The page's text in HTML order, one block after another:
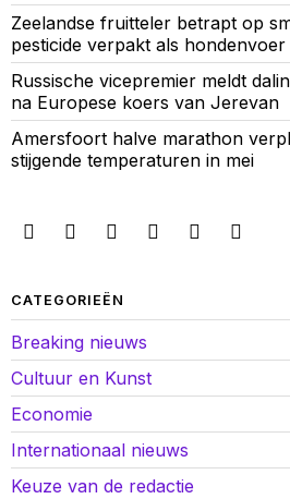
Zeelandse fruitteler betrapt op
pesticide verpakt als hondenvoer
Russische vicepremier meldt
na Europese koers van Jerevan
Amersfoort halve marathon
stijgende temperaturen in mei
CATEGORIEËN
Breaking nieuws
Cultuur en Kunst
Economie
Internationaal nieuws
Keuze van de redactie